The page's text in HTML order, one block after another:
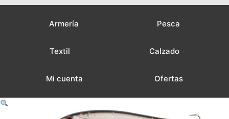
Armería Pesca
Textil Calzado
Mi cuenta Ofertas